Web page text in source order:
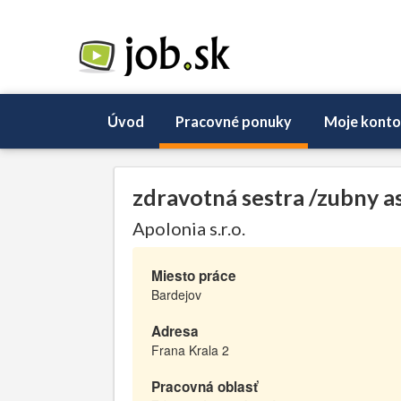
Úvod Pracovné ponuky Moje konto
zdravotná sestra /zubny
Apolonia s.r.o.
Miesto práce
Bardejov
Adresa
Frana Krala 2
Pracovná oblasť